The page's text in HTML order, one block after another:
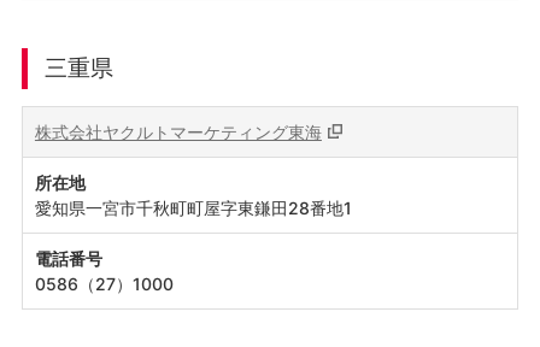
三重県
株式会社ヤクルトマーケティング東海
所在地
愛知県一宮市千秋町町屋字東鎌田28番地1
電話番号
0586（27）1000